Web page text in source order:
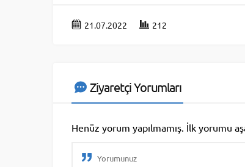
21.07.2022 212
Ziyaretçi Yorumları
Henüz yorum yapılmamış. İlk yorumu